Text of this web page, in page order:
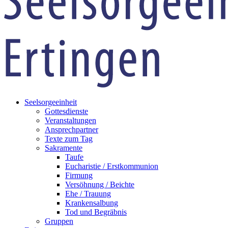
Seelsorgeeinheit
Gottesdienste
Veranstaltungen
Ansprechpartner
Texte zum Tag
Sakramente
Taufe
Eucharistie / Erstkommunion
Firmung
Versöhnung / Beichte
Ehe / Trauung
Krankensalbung
Tod und Begräbnis
Gruppen